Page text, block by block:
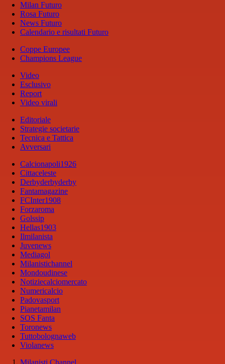
Milan Futuro
Rosa Futuro
News Futuro
Calendario e risultati Futuro
Coppe Europee
Champions League
Video
Esclusivo
Report
Video virali
Editoriale
Strategie societarie
Tecnica e Tattica
Avversari
Calcionapoli1926
Cittaceleste
Derbyderbyderby
Fantamagazine
FCInter1908
Forzaroma
Golssip
Hellas1903
Ilmilanista
Juvenews
Mediagol
Milanistichannel
Mondoudinese
Notiziecalciomercato
Numericalcio
Padovasport
Pianetamilan
SOS Fanta
Toronews
Tuttobolognaweb
Violanews